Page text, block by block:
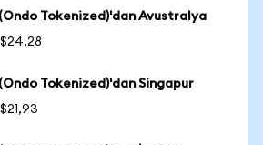
Tokenized)'dan Avustralya
Tokenized)'dan Singapur